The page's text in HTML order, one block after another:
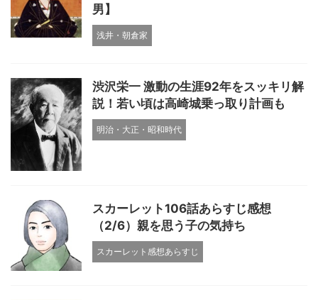
男】
浅井・朝倉家
渋沢栄一 激動の生涯92年をスッキリ解
説！若い頃は高崎城乗っ取り計画も
明治・大正・昭和時代
スカーレット106話あらすじ感想
（2/6）親を思う子の気持ち
スカーレット感想あらすじ